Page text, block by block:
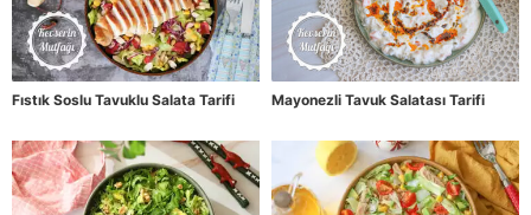
Fıstık Soslu Tavuklu Salata Tarifi Mayonezli Tavuk Salatası Tarifi